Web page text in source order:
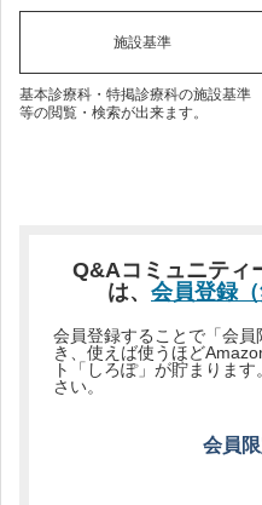
施設基準
基本診療科・特掲診療科の施設基準
等の閲覧・検索が出来ます。
Q&Aコミュニティ
は、 会員登録（
会員登録することで「会
き、使えば使うほど
ト「しろぽ」が貯まりま
さい。
会員